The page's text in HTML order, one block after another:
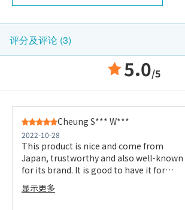
评分及评论 (3)
5.0/5
Cheung S*** W***
2022-10-28
This product is nice and come from
Japan, trustworthy and also well-known
for its brand. It is good to have it for
supplement.
显示更多